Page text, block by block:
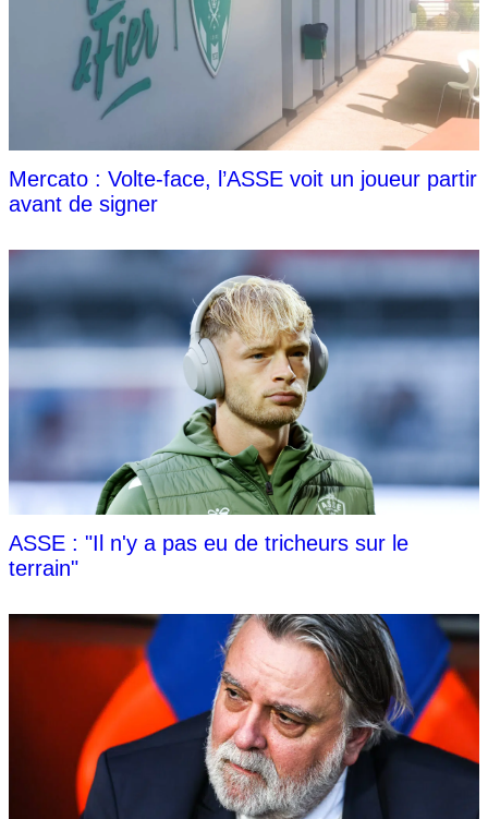
Mercato : Volte-face, l’ASSE voit un joueur partir
avant de signer
ASSE : "Il n'y a pas eu de tricheurs sur le
terrain"